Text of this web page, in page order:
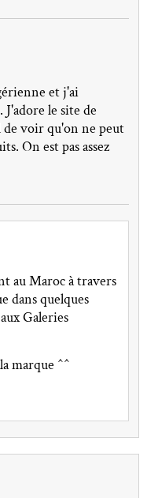
et j'ai
le site de
de voir qu'on ne peut
On est pas assez
au Maroc à travers
dans quelques
Galeries
marque ^^